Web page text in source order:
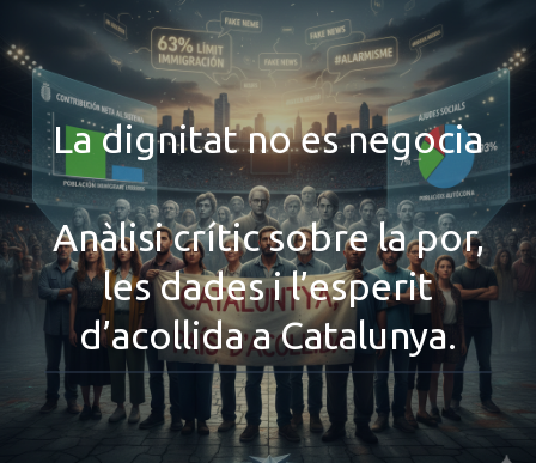
La dignitat no es negocia
Anàlisi crític sobre la por,
les dades i l’esperit
d’acollida a Catalunya.